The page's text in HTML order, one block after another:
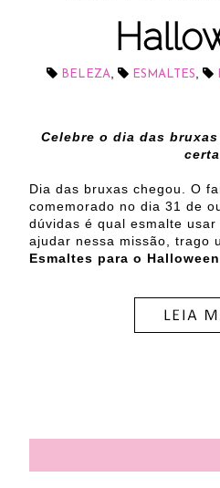
BELEZA, ESMALTES,
Celebre o dia das
Dia das bruxas chegou. O
comemorado no dia 31 de
dúvidas é qual esmalte
ajudar nessa missão, trago
Esmaltes para o